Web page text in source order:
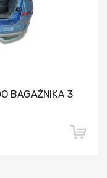
BAGAŻNIKA 3